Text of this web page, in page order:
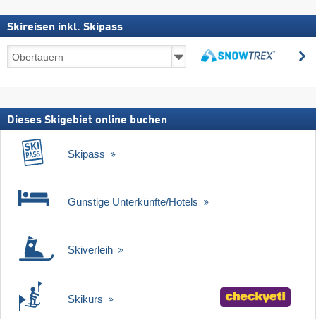
Skireisen inkl. Skipass
Skireisen
inkl.
Dieses Skigebiet online buchen
Skipass
Günstige Unterkünfte/Hotels
Skiverleih
Skikurs